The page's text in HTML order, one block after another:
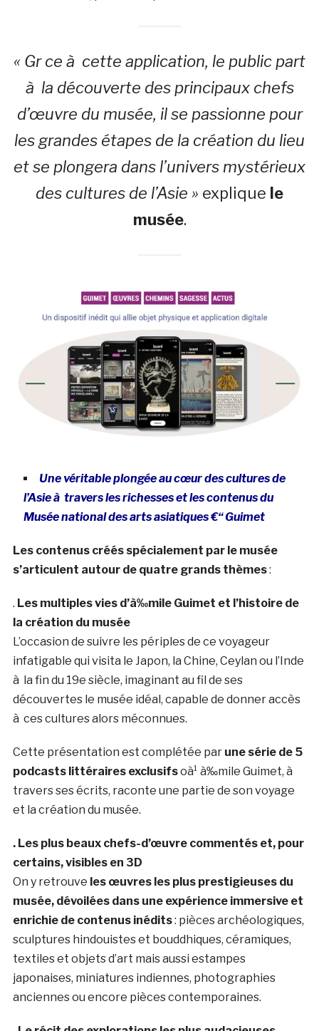
« Gr ce à cette application, le public part
à la découverte des principaux chefs
d’œuvre du musée, il se passionne pour
les grandes étapes de la création du lieu
et se plongera dans l’univers mystérieux
des cultures de l’Asie » explique le
musée.
Une véritable plongée au cœur des cultures de
l’Asie à travers les richesses et les contenus du
Musée national des arts asiatiques €“ Guimet
Les contenus créés spécialement par le musée
s’articulent autour de quatre grands thèmes:
. Les multiples vies d’à‰mile Guimet et l’histoire de
la création du musée
L’occasion de suivre les périples de ce voyageur
infatigable qui visita le Japon, la Chine, Ceylan ou l’Inde
à la fin du 19e siècle, imaginant au fil de ses
découvertes le musée idéal, capable de donner accès
à ces cultures alors méconnues.
Cette présentation est complétée par une série de 5
podcasts littéraires exclusifsoà¹ à‰mile Guimet, à
travers ses écrits, raconte une partie de son voyage
et la création du musée.
. Les plus beaux chefs-d’œuvre commentés et, pour
certains, visibles en 3D
On y retrouve les œuvres les plus prestigieuses du
musée, dévoilées dans une expérience immersive et
enrichie de contenus inédits: pièces archéologiques,
sculptures hindouistes et bouddhiques, céramiques,
textiles et objets d’art mais aussi estampes
japonaises, miniatures indiennes, photographies
anciennes ou encore pièces contemporaines.